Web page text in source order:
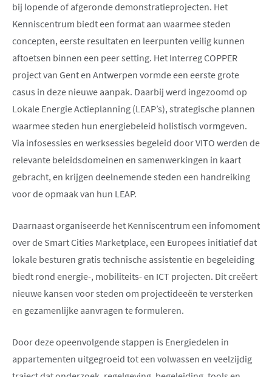
bij lopende of afgeronde demonstratieprojecten. Het
Kenniscentrum biedt een format aan waarmee steden
concepten, eerste resultaten en leerpunten veilig kunnen
aftoetsen binnen een peer setting. Het Interreg COPPER
project van Gent en Antwerpen vormde een eerste grote
casus in deze nieuwe aanpak. Daarbij werd ingezoomd op
Lokale Energie Actieplanning (LEAP’s), strategische plannen
waarmee steden hun energiebeleid holistisch vormgeven.
Via infosessies en werksessies begeleid door VITO werden de
relevante beleidsdomeinen en samenwerkingen in kaart
gebracht, en krijgen deelnemende steden een handreiking
voor de opmaak van hun LEAP.
Daarnaast organiseerde het Kenniscentrum een infomoment
over de Smart Cities Marketplace, een Europees initiatief dat
lokale besturen gratis technische assistentie en begeleiding
biedt rond energie-, mobiliteits- en ICT projecten. Dit creëert
nieuwe kansen voor steden om projectideeën te versterken
en gezamenlijke aanvragen te formuleren.
Door deze opeenvolgende stappen is Energiedelen in
appartementen uitgegroeid tot een volwassen en veelzijdig